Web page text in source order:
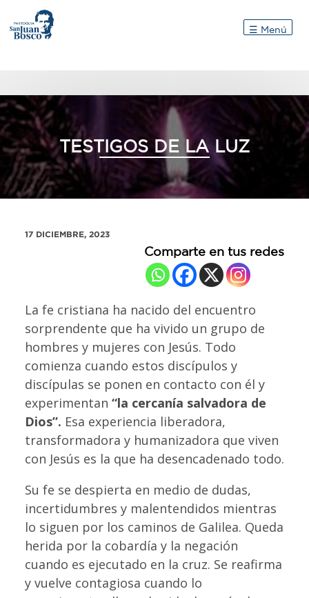
Inicio
☰ Menú
TESTIGOS DE LA LUZ
17 DICIEMBRE, 2023
Comparte en tus redes
La fe cristiana ha nacido del encuentro
sorprendente que ha vivido un grupo de
hombres y mujeres con Jesús. Todo
comienza cuando estos discípulos y
discípulas se ponen en contacto con él y
experimentan “la cercanía salvadora de
Dios”. Esa experiencia liberadora,
transformadora y humanizadora que viven
con Jesús es la que ha desencadenado todo.
Su fe se despierta en medio de dudas,
incertidumbres y malentendidos mientras
lo siguen por los caminos de Galilea. Queda
herida por la cobardía y la negación
cuando es ejecutado en la cruz. Se reafirma
y vuelve contagiosa cuando lo